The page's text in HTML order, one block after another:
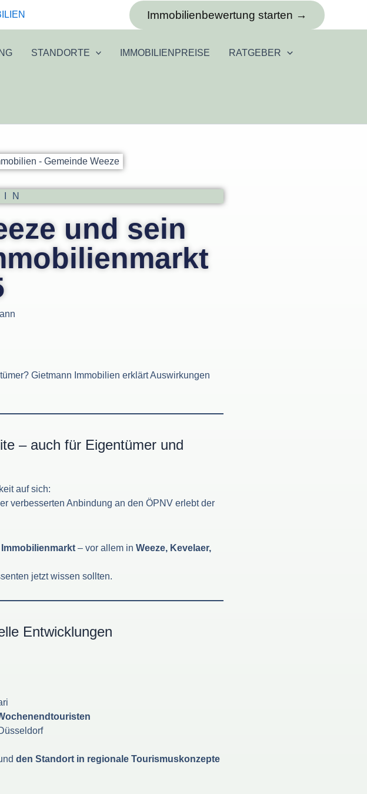
Immobilienbewertung starten →
STANDORTE IMMOBILIENPREISE RATGEBER
und sein
Gietmann Immobilien erklärt Auswirkungen
– auch für Eigentümer und
auf sich:
verbesserten Anbindung an den ÖPNV erlebt der
– vor allem in Weeze, Kevelaer,
jetzt wissen sollten.
Entwicklungen
den Standort in regionale Tourismuskonzepte